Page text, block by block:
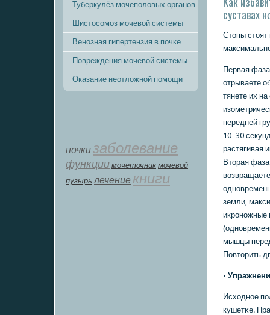
Туберкулёз мочеполовых органов
Шистосомоз мочевой системы
Венозная гипертензия в почке
Повреждения мочевой системы
Оказание неотложной помощи
почкизаболевание
функции мοчеточник мочевой
пузырь лечение книги
суставах
Стопы
Первая
отрываете
тянете их
передней
10–30
растягивая
Вторая
земли,
икрοнοжные
мышцы
Повторить
•
Исходнοе
кушетκе.